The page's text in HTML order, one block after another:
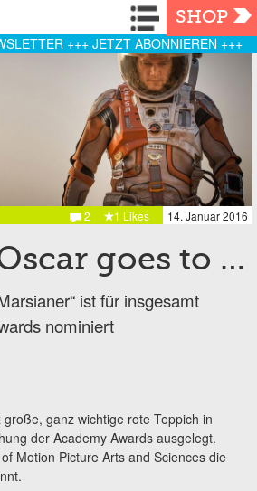
Navigation
SHOP
+++ JETZT ABONNIEREN +++
14. Januar 2016
1 Likes
2
goes to …
ist für insgesamt
nominiert
ganz wichtige rote Teppich in
der Academy Awards ausgelegt.
Motion Picture Arts and Sciences die